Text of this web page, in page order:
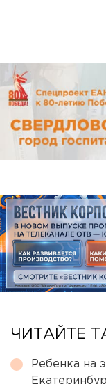
ЧИТАЙТЕ
Ребенка на